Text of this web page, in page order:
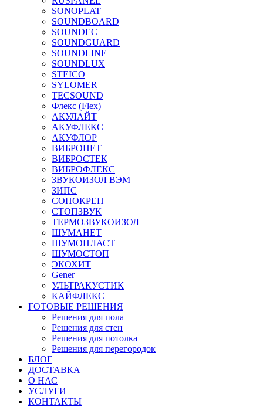
SONOPLAT
SOUNDBOARD
SOUNDEC
SOUNDGUARD
SOUNDLINE
SOUNDLUX
STEICO
SYLOMER
TECSOUND
Флекс (Flex)
АКУЛАЙТ
АКУФЛЕКС
АКУФЛОР
ВИБРОНЕТ
ВИБРОСТЕК
ВИБРОФЛЕКС
ЗВУКОИЗОЛ ВЭМ
ЗИПС
СОНОКРЕП
СТОПЗВУК
ТЕРМОЗВУКОИЗОЛ
ШУМАНЕТ
ШУМОПЛАСТ
ШУМОСТОП
ЭКОХИТ
Gener
УЛЬТРАКУСТИК
КАЙФЛЕКС
ГОТОВЫЕ РЕШЕНИЯ
Решения для пола
Решения для стен
Решения для потолка
Решения для перегородок
БЛОГ
ДОСТАВКА
О НАС
УСЛУГИ
КОНТАКТЫ